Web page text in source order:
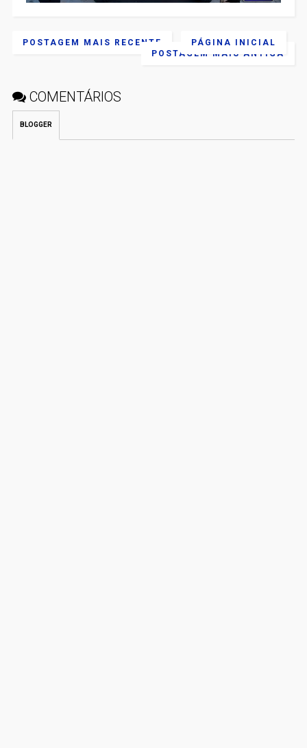
POSTAGEM MAIS RECENTE
POSTAGEM MAIS ANTIGA
PÁGINA INICIAL
COMENTÁRIOS
BLOGGER